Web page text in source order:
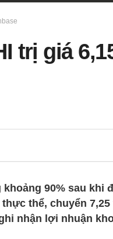
trị giá
90% sau khi
thể, chuyển 7,25
nhận lợi nhuận